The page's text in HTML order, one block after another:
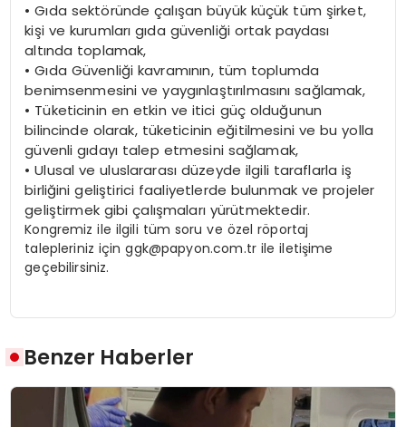
•Gıda sektöründe çalışan büyük küçük tüm şirket,
kişi ve kurumları gıda güvenliği ortak paydası
altında toplamak,
•Gıda Güvenliği kavramının, tüm toplumda
benimsenmesini ve yaygınlaştırılmasını sağlamak,
• Tüketicinin en etkin ve itici güç olduğunun
bilincinde olarak, tüketicinin eğitilmesini ve bu yolla
güvenli gıdayı talep etmesini sağlamak,
•Ulusal ve uluslararası düzeyde ilgili taraflarla iş
birliğini geliştirici faaliyetlerde bulunmak ve projeler
geliştirmek gibi çalışmaları yürütmektedir.
Kongremiz ile ilgili tüm soru ve özel röportaj
talepleriniz içinggk@papyon.com.trile iletişime
geçebilirsiniz.
Benzer Haberler